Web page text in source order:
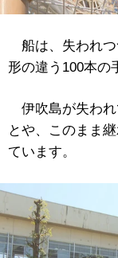
船は、失われつ
形の違う100本の
伊吹島が失われ
とや、このまま
ています。